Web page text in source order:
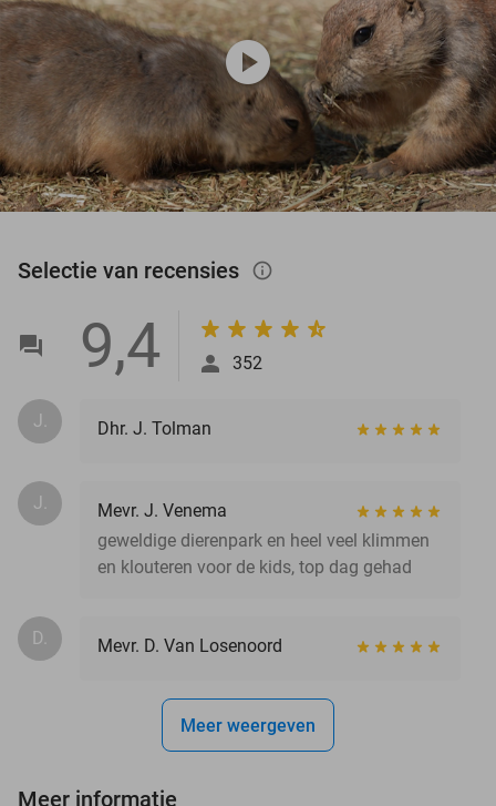
play_circle
Selectie van recensies info_outlined
9,4 352
J. Dhr. J. Tolman
J.
Mevr. J. Venema
geweldige dierenpark en heel veel klimmen
en klouteren voor de kids, top dag gehad
D. Mevr. D. Van Losenoord
Meer weergeven
Meer informatie